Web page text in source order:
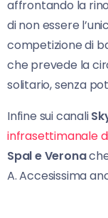
affrontando la
di non essere
competizione di
che prevede la
solitario, senza
Infine sui canali
infrasettimanale
Spal e Verona
A. Accesissima